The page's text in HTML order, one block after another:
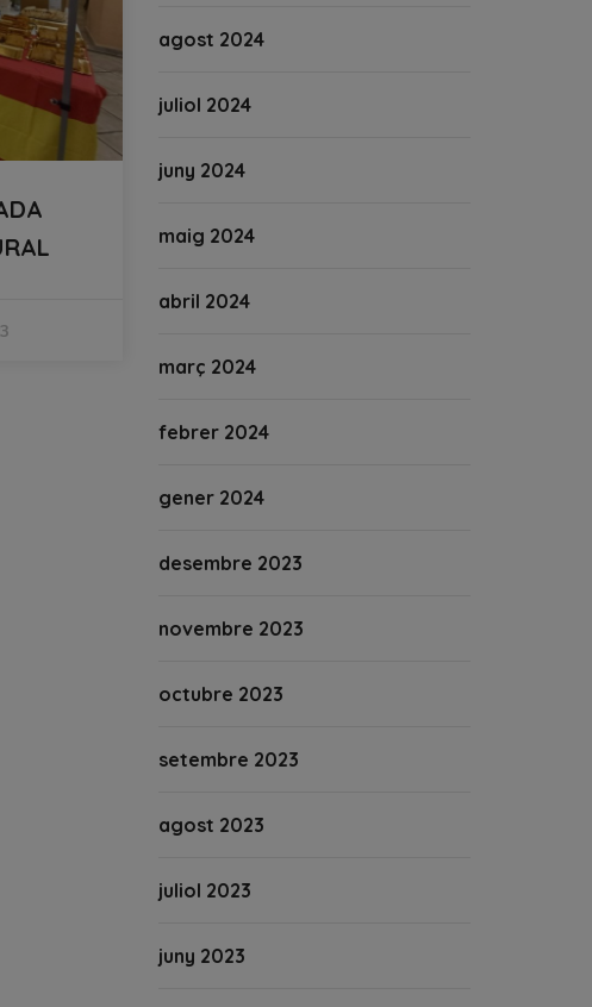
agost 2024
juliol 2024
juny 2024
maig 2024
abril 2024
març 2024
febrer 2024
gener 2024
desembre 2023
novembre 2023
octubre 2023
setembre 2023
agost 2023
juliol 2023
juny 2023